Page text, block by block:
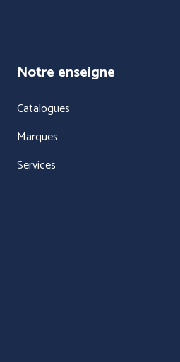
Notre enseigne
Catalogues
Marques
Services